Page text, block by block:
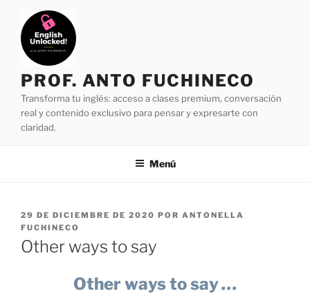
contenido
PROF. ANTO FUCHINECO
Transforma tu inglés: acceso a clases premium, conversación
real y contenido exclusivo para pensar y expresarte con
claridad.
Menú
PUBLICADO
EL
29 DE DICIEMBRE DE 2020 POR ANTONELLA
FUCHINECO
Other ways to say
Other ways to say…